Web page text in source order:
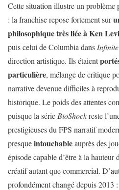
Cette situation illustre un problème
: la franchise repose fortement sur
philosophique très liée à Ken
puis celui de Columbia dans Infinite
direction artistique. Ils étaient
particulière, mélange de critique
narrative devenue difficiles à
historique. Le poids des attentes
puisque la série BioShockreste
prestigieuses du FPS narratif
presqueintouchableauprès des
épisode capable d’être à la hauteur
créatif autant que commercial.
profondément changé depuis 2013